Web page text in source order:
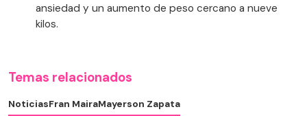
ansiedad y un aumento de peso cercano a nueve
kilos.
Temas relacionados
NoticiasFran MairaMayerson Zapata